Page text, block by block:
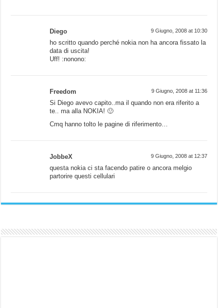
Diego 9 Giugno, 2008 at 10:30
ho scritto quando perché nokia non ha ancora fissato la
data di uscita!
Uff! :nonono:
Freedom 9 Giugno, 2008 at 11:36
Si Diego avevo capito..ma il quando non era riferito a
te.. ma alla NOKIA! 🙂
Cmq hanno tolto le pagine di riferimento…
JobbeX 9 Giugno, 2008 at 12:37
questa nokia ci sta facendo patire o ancora melgio
partorire questi cellulari